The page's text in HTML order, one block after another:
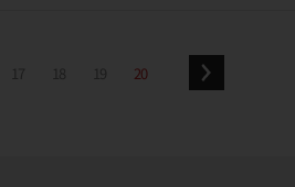
17 18 19 20